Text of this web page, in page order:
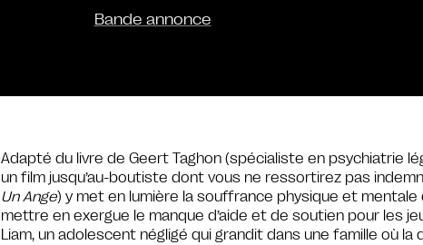
Bande annonce
Adapté du livre de Geert Taghon (spécialiste en psychiatrie
un film jusqu’au-boutiste dont vous ne ressortirez pas
Un Ange) y met en lumière la souffrance physique et mentale
mettre en exergue le manque d’aide et de soutien pour les
Liam, un adolescent négligé qui grandit dans une famille où